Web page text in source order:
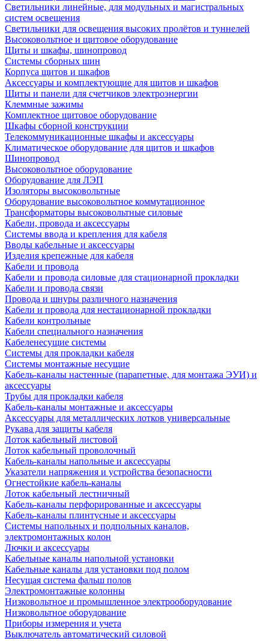
Светильники линейные, для модульных и магистральных
систем освещения
Светильники для освещения высоких пролётов и туннелей
Высоковольтное и щитовое оборудование
Щиты и шкафы, шинопровод
Системы сборных шин
Корпуса щитов и шкафов
Аксессуары и комплектующие для щитов и шкафов
Щиты и панели для счетчиков электроэнергии
Клеммные зажимы
Комплектное щитовое оборудование
Шкафы сборной конструкции
Телекоммуникационные шкафы и аксессуары
Климатическое оборудование для щитов и шкафов
Шинопровод
Высоковольтное оборудование
Оборудование для ЛЭП
Изоляторы высоковольтные
Оборудование высоковольтное коммутационное
Трансформаторы высоковольтные силовые
Кабели, провода и аксессуары
Системы ввода и крепления для кабеля
Вводы кабельные и аксессуары
Изделия крепежные для кабеля
Кабели и провода
Кабели и провода силовые для стационарной прокладки
Кабели и провода связи
Провода и шнуры различного назначения
Кабели и провода для нестационарной прокладки
Кабели контрольные
Кабели специального назначения
Кабеленесущие системы
Системы для прокладки кабеля
Системы монтажные несущие
Кабель-каналы настенные (парапетные, для монтажа ЭУИ) и
аксессуары
Трубы для прокладки кабеля
Кабель-каналы монтажные и аксессуары
Аксессуары для металлических лотков универсальные
Рукава для защиты кабеля
Лоток кабельный листовой
Лоток кабельный проволочный
Кабель-каналы напольные и аксессуары
Указатели напряжения и устройства безопасности
Огнестойкие кабель-каналы
Лоток кабельный лестничный
Кабель-каналы перфорированные и аксессуары
Кабель-каналы плинтусные и аксессуары
Системы напольных и подпольных каналов,
электромонтажных колон
Лючки и аксессуары
Кабельные каналы напольной установки
Кабельные каналы для установки под полом
Несущая система фальш полов
Электромонтажные колонны
Низковольтное и промышленное электрооборудование
Низковольтное оборудование
Приборы измерения и учета
Выключатель автоматический силовой